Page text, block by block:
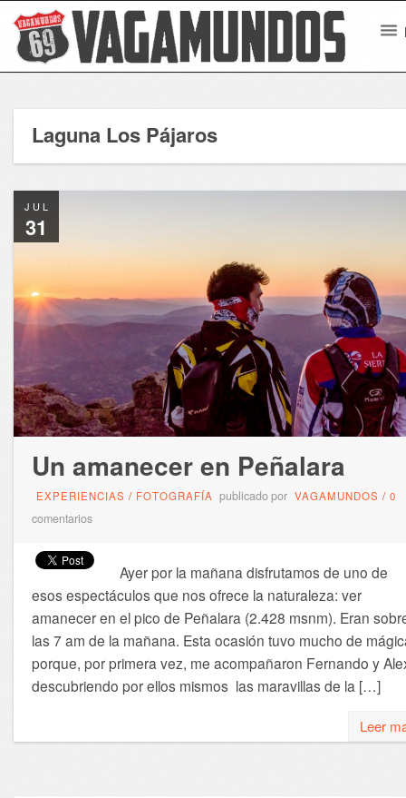
Laguna Los Pájaros
JUL
31
Un amanecer en Peñalara
EXPERIENCIAS / FOTOGRAFÍA publicado por VAGAMUNDOS / 0
comentarios
Ayer por la mañana disfrutamos de uno de
esos espectáculos que nos ofrece la naturaleza: ver
amanecer en el pico de Peñalara (2.428 msnm). Eran
las 7 am de la mañana. Esta ocasión tuvo mucho de
porque, por primera vez, me acompañaron Fernando y
descubriendo por ellos mismos las maravillas de la […]
Leer